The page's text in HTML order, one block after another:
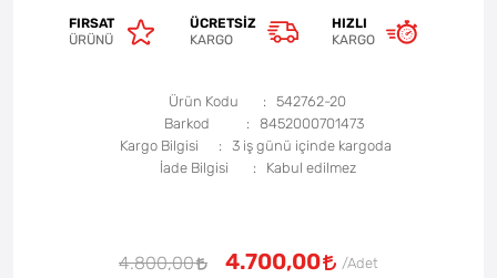
FIRSAT
ÜRÜNÜ
ÜCRETSIZ
KARGO
HIZLI
KARGO
Ürün Kodu
542762-20
Barkod
8452000701473
Kargo Bilgisi
3 iş günü içinde kargoda
İade Bilgisi
4.800,00 4.700,00